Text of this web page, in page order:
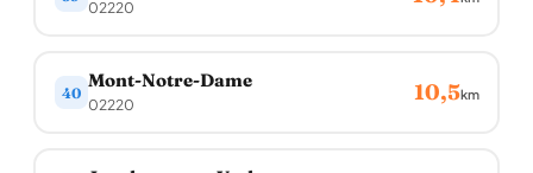
02220
40
Mont-Notre-Dame
02220 10,5km